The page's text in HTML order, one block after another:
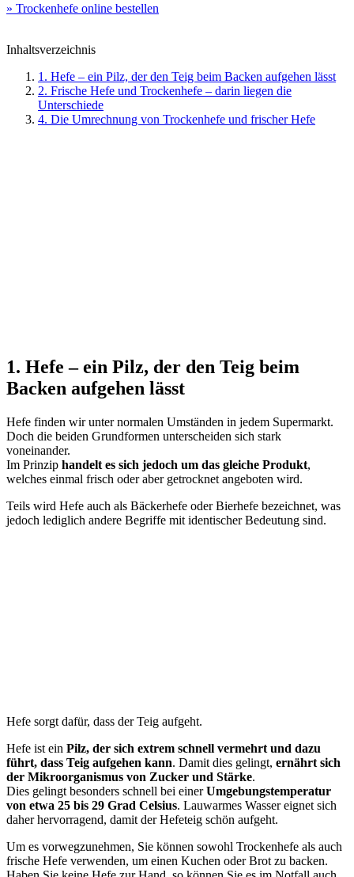
» Trockenhefe online bestellen
Inhaltsverzeichnis
1. Hefe – ein Pilz, der den Teig beim Backen aufgehen lässt
2. Frische Hefe und Trockenhefe – darin liegen die
Unterschiede
4. Die Umrechnung von Trockenhefe und frischer Hefe
1. Hefe – ein Pilz, der den Teig beim
Backen aufgehen lässt
Hefe finden wir unter normalen Umständen in jedem Supermarkt.
Doch die beiden Grundformen unterscheiden sich stark
voneinander.
Im Prinzip handelt es sich jedoch um das gleiche Produkt,
welches einmal frisch oder aber getrocknet angeboten wird.
Teils wird Hefe auch als Bäckerhefe oder Bierhefe bezeichnet, was
jedoch lediglich andere Begriffe mit identischer Bedeutung sind.
Hefe sorgt dafür, dass der Teig aufgeht.
Hefe ist ein Pilz, der sich extrem schnell vermehrt und dazu
führt, dass Teig aufgehen kann. Damit dies gelingt, ernährt sich
der Mikroorganismus von Zucker und Stärke.
Dies gelingt besonders schnell bei einerUmgebungstemperatur
von etwa 25 bis 29 Grad Celsius. Lauwarmes Wasser eignet sich
daher hervorragend, damit der Hefeteig schön aufgeht.
Um es vorwegzunehmen, Sie können sowohl Trockenhefe als auch
frische Hefe verwenden, um einen Kuchen oder Brot zu backen.